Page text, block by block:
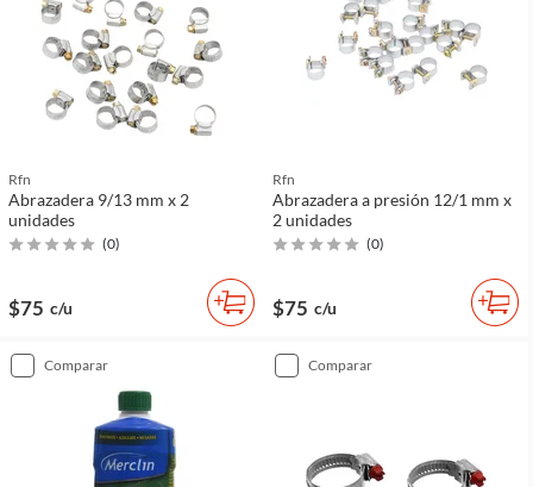
Rfn
Abrazadera 9/13 mm x 2
unidades
(0)
$75 c/u
Rfn
Abrazadera a presión 12/1 mm x
2 unidades
(0)
$75 c/u
comparar comparar